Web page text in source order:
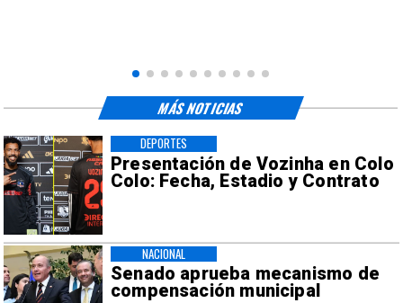
Presentación de Vozinha en Colo
Colo: Fecha, Estadio y Contrato
DEPORTES
Senado aprueba mecanismo de
compensación municipal
NACIONAL
MÁS NOTICIAS